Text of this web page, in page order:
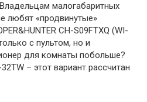
малогабаритных
любят «продвинутые»
CH-S09FTXQ (WI-
с пультом, но и
для комнаты побольше?
– этот вариант рассчитан